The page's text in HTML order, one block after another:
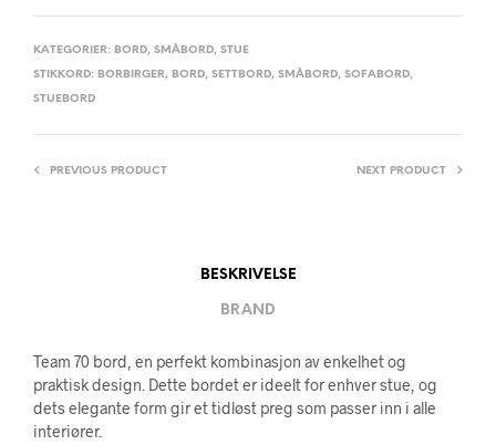
KATEGORIER: BORD, SMÅBORD, STUE
STIKKORD: BORBIRGER, BORD, SETTBORD, SMÅBORD, SOFABORD,
STUEBORD
PREVIOUS PRODUCT NEXT PRODUCT
BESKRIVELSE
BRAND
Team 70 bord, en perfekt kombinasjon av enkelhet og
praktisk design. Dette bordet er ideelt for enhver stue, og
dets elegante form gir et tidløst preg som passer inn i alle
interiører.